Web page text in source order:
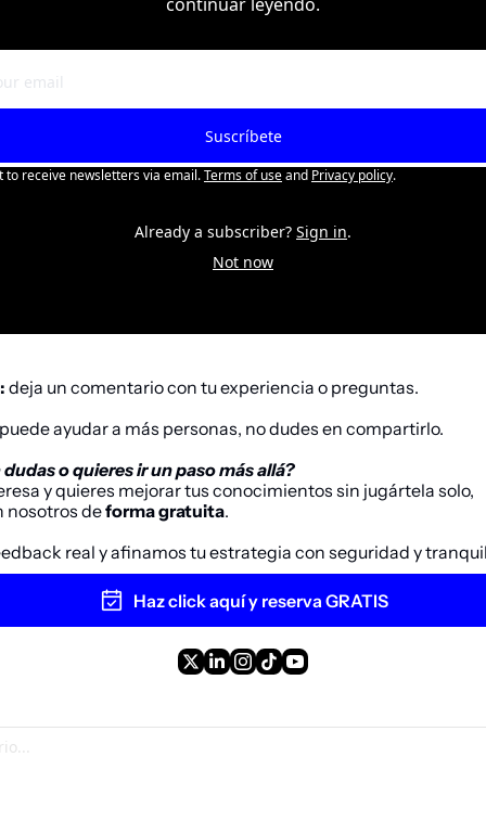
Suscríbete
to receive newsletters via email.Terms of useand Privacy policy.
Already a subscriber? Sign in.
Not now
deja un comentario con tu experiencia o preguntas.
ayudar a más personas, no dudes en compartirlo.
o quieres ir un paso más allá?
y quieres mejorar tus conocimientos sin jugártela solo,
nosotros de forma gratuita.
real y afinamos tu estrategia con seguridad y
Haz click aquí y reserva GRATIS